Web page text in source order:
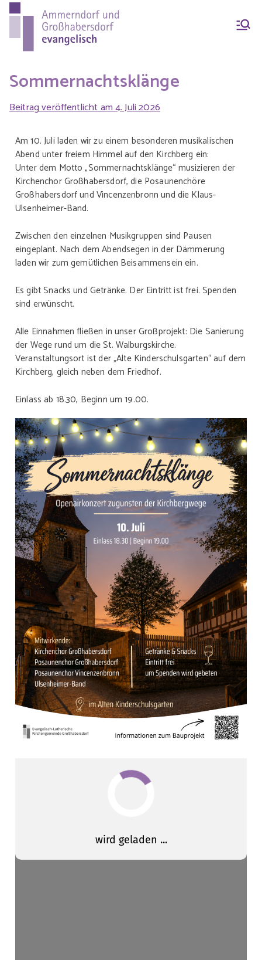
Ammern
dorf &
Großhab
ersdorf
evangeli
sch
Großhabersdorf
Sommernachtsklänge
Beitrag veröffentlicht am4. Juli 2026
Am 10. Juli laden wir zu einem besonderen musikalischen
Abend unter freiem Himmel auf den Kirchberg ein:
Unter dem Motto „Sommernachtsklänge“ musizieren der
Kirchenchor Großhabersdorf, die Posaunenchöre
Großhabersdorf und Vincenzenbronn und die Klaus-
Ulsenheimer-Band.
Zwischen den einzelnen Musikgruppen sind Pausen
eingeplant. Nach dem Abendsegen in der Dämmerung
laden wir zum gemütlichen Beisammensein ein.
Es gibt Snacks und Getränke. Der Eintritt ist frei. Spenden
sind erwünscht.
Alle Einnahmen fließen in unser Großprojekt: Die Sanierung
der Wege rund um die St. Walburgskirche.
Veranstaltungsort ist der „Alte Kinderschulsgarten“ auf dem
Kirchberg, gleich neben dem Friedhof.
Einlass ab 18.30, Beginn um 19.00.